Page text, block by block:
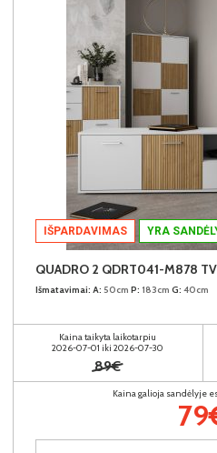
IŠPARDAVIMAS YRA
QUADRO 2 QDRT041-M878
Išmatavimai: A: 50cm P: 183cm G: 40cm
Kaina taikyta laikotarpiu
2026-07-01 iki 2026-07-30
89€
Kaina galioja sandėlyje